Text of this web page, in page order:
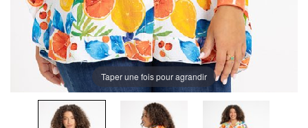
Taper une fois pour agrandir